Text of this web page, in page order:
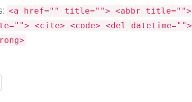
<a href="" title=""> <abbr title="">
<cite> <code> <del datetime="">